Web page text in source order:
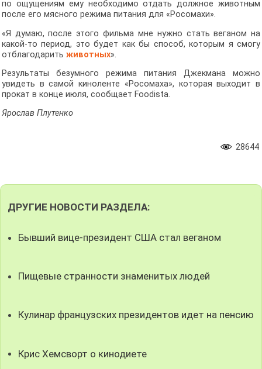
по ощущениям ему необходимо отдать должное животным
после его мясного режима питания для «Росомахи».
«Я думаю, после этого фильма мне нужно стать веганом на
какой-то период, это будет как бы способ, которым я смогу
отблагодарить животных».
Результаты безумного режима питания Джекмана можно
увидеть в самой киноленте «Росомаха», которая выходит в
прокат в конце июля, сообщает Foodista.
Ярослав Плутенко
28644
ДРУГИЕ НОВОСТИ РАЗДЕЛА:
Бывший вице-президент США стал веганом
Пищевые странности знаменитых людей
Кулинар французских президентов идет на пенсию
Крис Хемсворт о кинодиете